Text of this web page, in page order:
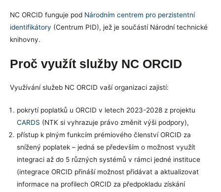
NC ORCID funguje pod Národním centrem pro perzistentní
identifikátory (Centrum PID), jež je součástí Národní technické
knihovny.
Proč využít služby NC ORCID
Využívání služeb NC ORCID vaší organizaci zajistí:
pokrytí poplatků u ORCID v letech 2023-2028 z projektu
CARDS (NTK si vyhrazuje právo změnit výši podpory),
přístup k plným funkcím prémiového členství ORCID za
snížený poplatek – jedná se především o možnost využít
integraci až do 5 různých systémů v rámci jedné instituce
(integrace ORCID přináší možnost přidávat a aktualizovat
informace na profilech ORCID za předpokladu získání